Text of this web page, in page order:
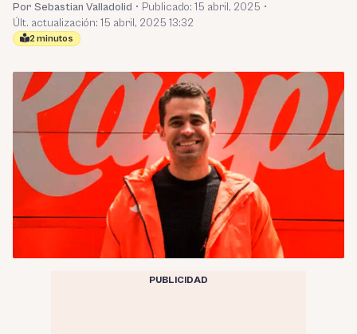
Por Sebastian Valladolid • Publicado: 15 abril, 2025 •
Últ. actualización: 15 abril, 2025 13:32
2 minutos
PUBLICIDAD